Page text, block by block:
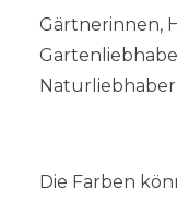
Gärtnerinnen,
Die Farben